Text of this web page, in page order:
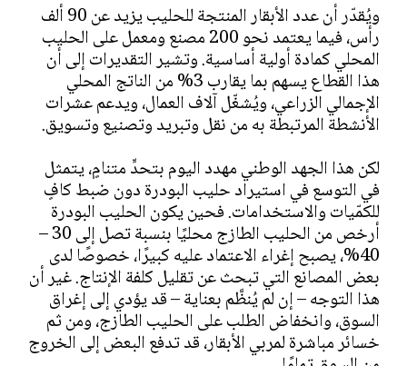
ويُقدّر أن عدد الأبقار المنتجة للحليب يزيد عن 90 ألف
رأس، فيما يعتمد نحو 200 مصنع ومعمل على الحليب
المحلي كمادة أولية أساسية. وتشير التقديرات إلى أن
هذا القطاع يسهم بما يقارب 3% من الناتج المحلي
الإجمالي الزراعي، ويُشغّل آلاف العمال، ويدعم عشرات
الأنشطة المرتبطة به من نقل وتبريد وتصنيع وتسويق.
لكن هذا الجهد الوطني مهدد اليوم بتحدٍّ متنامٍ، يتمثل
في التوسع في استيراد حليب البودرة دون ضبط كافٍ
للكمّيات والاستخدامات. فحين يكون الحليب البودرة
أرخص من الحليب الطازج محليًا بنسبة تصل إلى 30 –
40%، يصبح إغراء الاعتماد عليه كبيرًا، خصوصًا لدى
بعض المصانع التي تبحث عن تقليل كلفة الإنتاج. غير أن
هذا التوجه – إن لم يُنظَّم بعناية – قد يؤدي إلى إغراق
السوق، وانخفاض الطلب على الحليب الطازج، ومن ثم
خسائر مباشرة لمربي الأبقار، قد تدفع البعض إلى الخروج